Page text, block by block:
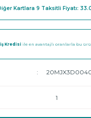
Kartlara 9 Taksitli Fiyatı:
Kredisi ile en avantajlı oranlarla bu